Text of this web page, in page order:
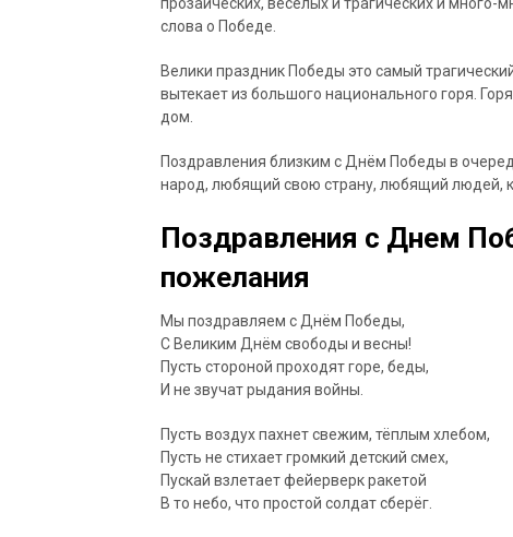
слова о Победе.
Велики праздник Победы это самый
вытекает из большого национального горя.
дом.
Поздравления близким с Днём Победы в
народ, любящий свою страну, любящий людей,
Поздравления с Днем
пожелания
Мы поздравляем с Днём Победы,
С Великим Днём свободы и весны!
Пусть стороной проходят горе, беды,
И не звучат рыдания войны.
Пусть воздух пахнет свежим, тёплым хлебом,
Пусть не стихает громкий детский смех,
Пускай взлетает фейерверк ракетой
В то небо, что простой солдат сберёг.